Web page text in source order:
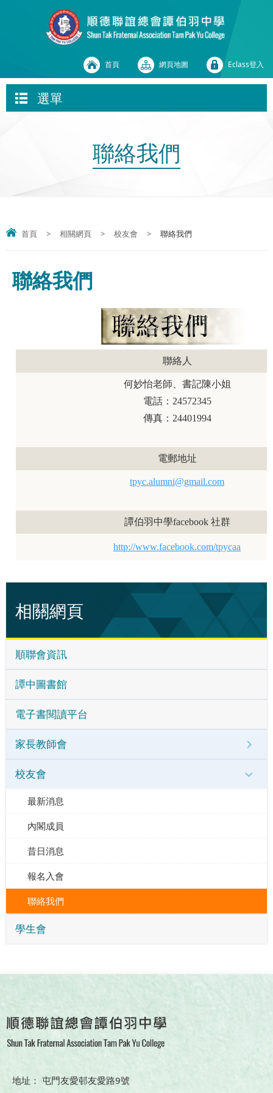
首頁 網頁地圖 Eclass登入
選單
聯絡我們
首頁 > 相關網頁 > 校友會 > 聯絡我們
聯絡我們
聯絡人
何妙怡老師、書記陳小姐
電話： 24572345
傳真： 24401994
電郵地址
tpyc.alumni@gmail.com
譚伯羽中學facebook 社群
http://www.facebook.com/tpycaa
相關網頁
順聯會資訊
譚中圖書館
電子書閱讀平台
家長教師會
校友會
最新消息
內閣成員
昔日消息
報名入會
聯絡我們
學生會
地址： 屯門友愛邨友愛路9號